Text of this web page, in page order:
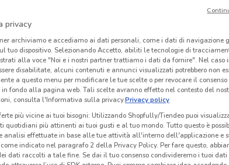
privacy
archiviamo e accediamo ai dati personali, come i dati di navigazione
tuo dispositivo. Selezionando Accetto, abiliti le tecnologie di
alla voce "Noi e i nostri partner trattiamo i dati da fornire". Nel caso
disabilitate, alcuni contenuti e annunci visualizzati potrebbero non
a questo menu per modificare le tue scelte o per revocare il
fondo alla pagina web. Tali scelte avranno effetto nel contesto del
consulta l'Informativa sulla privacy.Privacy policy
più vicine ai tuoi bisogni: Utilizzando Shopfully/Tiendeo puoi
quotidiani più attinenti ai tuoi gusti e al tuo mondo. Tutto questo è
analisi effettuate in base alle tue attività all'interno dell'applicazione e
indicato nel paragrafo 2 della Privacy Policy. Per fare questo,
dati raccolti a tale fine. Se dai il tuo consenso condivideremo i tuoi dati